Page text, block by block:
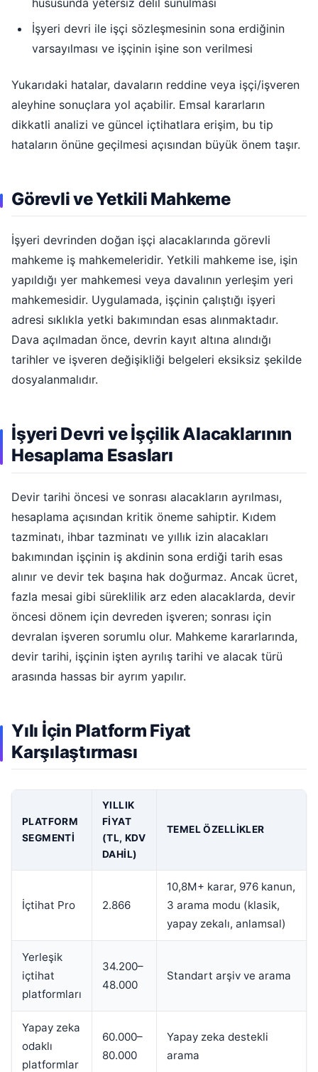
hususunda yetersiz delil sunulması
İşyeri devri ile işçi sözleşmesinin sona erdiğinin
varsayılması ve işçinin işine son verilmesi
Yukarıdaki hatalar, davaların reddine veya işçi/işveren
aleyhine sonuçlara yol açabilir. Emsal kararların
dikkatli analizi ve güncel içtihatlara erişim, bu tip
hataların önüne geçilmesi açısından büyük önem taşır.
Görevli ve Yetkili Mahkeme
İşyeri devrinden doğan işçi alacaklarında görevli
mahkeme iş mahkemeleridir. Yetkili mahkeme ise, işin
yapıldığı yer mahkemesi veya davalının yerleşim yeri
mahkemesidir. Uygulamada, işçinin çalıştığı işyeri
adresi sıklıkla yetki bakımından esas alınmaktadır.
Dava açılmadan önce, devrin kayıt altına alındığı
tarihler ve işveren değişikliği belgeleri eksiksiz şekilde
dosyalanmalıdır.
İşyeri Devri ve İşçilik Alacaklarının
Hesaplama Esasları
Devir tarihi öncesi ve sonrası alacakların ayrılması,
hesaplama açısından kritik öneme sahiptir. Kıdem
tazminatı, ihbar tazminatı ve yıllık izin alacakları
bakımından işçinin iş akdinin sona erdiği tarih esas
alınır ve devir tek başına hak doğurmaz. Ancak ücret,
fazla mesai gibi süreklilik arz eden alacaklarda, devir
öncesi dönem için devreden işveren; sonrası için
devralan işveren sorumlu olur. Mahkeme kararlarında,
devir tarihi, işçinin işten ayrılış tarihi ve alacak türü
arasında hassas bir ayrım yapılır.
Yılı İçin Platform Fiyat
Karşılaştırması
PLATFORM
SEGMENTI
YILLIK
FIYAT
(TL, KDV
DAHIL)
TEMEL ÖZELLIKLER
İçtihat Pro 2.866
10,8M+ karar, 976 kanun,
3 arama modu (klasik,
yapay zekalı, anlamsal)
Yerleşik
içtihat
platformları
34.200–
48.000
Standart arşiv ve arama
Yapay zeka
odaklı
platformlar
60.000–
80.000
Yapay zeka destekli
arama